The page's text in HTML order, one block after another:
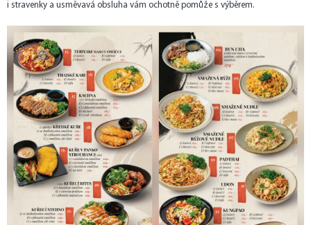
i stravenky a usměvavá obsluha vám ochotně pomůže s výběrem.